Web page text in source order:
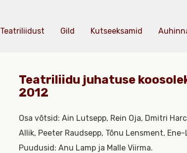
Teatriliidust Gild Kutseeksamid
Teatriliidu juhatuse
2012
Osa võtsid: Ain Lutsepp, Rein Oja, Dmitri
Allik, Peeter Raudsepp, Tõnu Lensment, Ene-
Puudusid: Anu Lamp ja Malle Viirma.